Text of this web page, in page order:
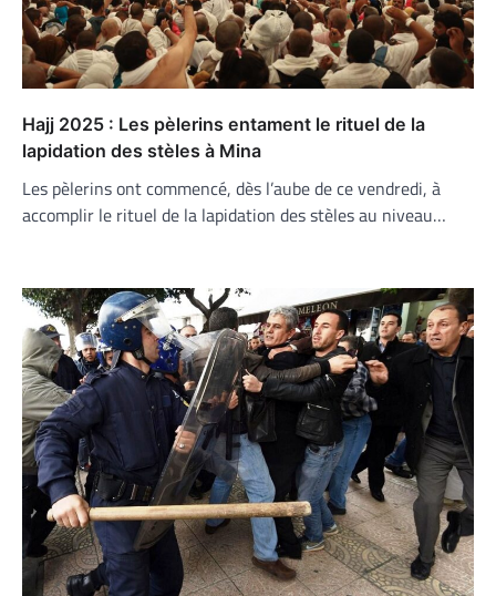
Hajj 2025 : Les pèlerins entament le rituel de la
lapidation des stèles à Mina
Les pèlerins ont commencé, dès l’aube de ce vendredi, à
accomplir le rituel de la lapidation des stèles au niveau…